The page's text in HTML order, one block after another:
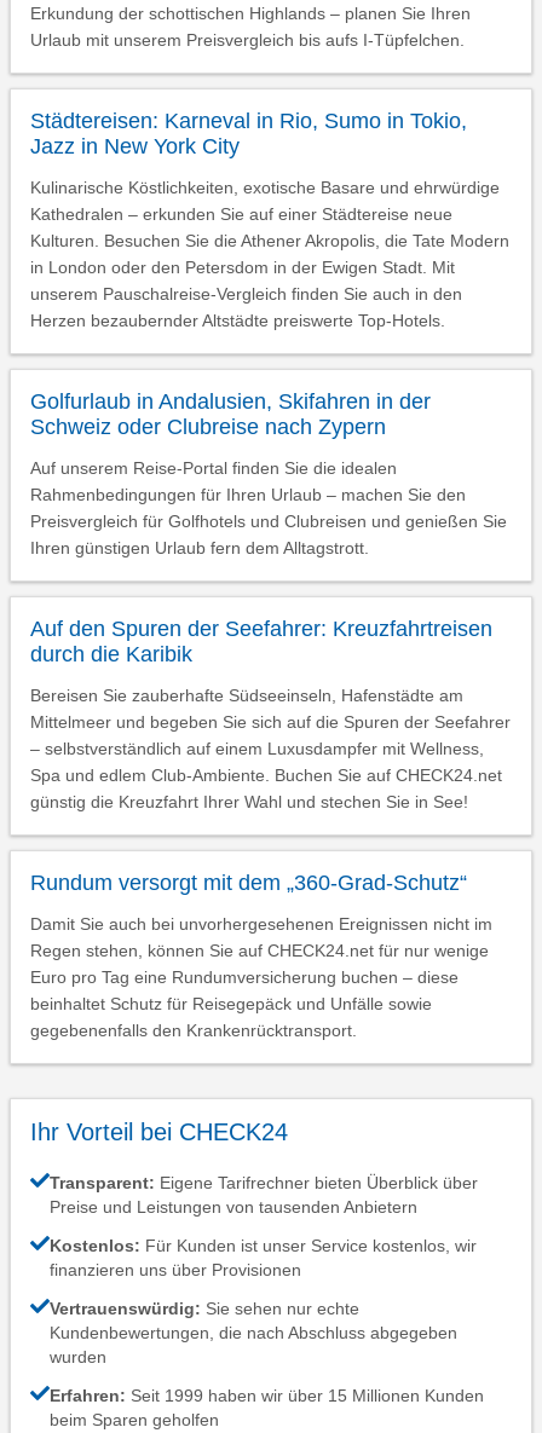
Erkundung der schottischen Highlands – planen Sie Ihren
Urlaub mit unserem Preisvergleich bis aufs I-Tüpfelchen.
Städtereisen: Karneval in Rio, Sumo in Tokio,
Jazz in New York City
Kulinarische Köstlichkeiten, exotische Basare und ehrwürdige
Kathedralen – erkunden Sie auf einer Städtereise neue
Kulturen. Besuchen Sie die Athener Akropolis, die Tate Modern
in London oder den Petersdom in der Ewigen Stadt. Mit
unserem Pauschalreise-Vergleich finden Sie auch in den
Herzen bezaubernder Altstädte preiswerte Top-Hotels.
Golfurlaub in Andalusien, Skifahren in der
Schweiz oder Clubreise nach Zypern
Auf unserem Reise-Portal finden Sie die idealen
Rahmenbedingungen für Ihren Urlaub – machen Sie den
Preisvergleich für Golfhotels und Clubreisen und genießen Sie
Ihren günstigen Urlaub fern dem Alltagstrott.
Auf den Spuren der Seefahrer: Kreuzfahrtreisen
durch die Karibik
Bereisen Sie zauberhafte Südseeinseln, Hafenstädte am
Mittelmeer und begeben Sie sich auf die Spuren der Seefahrer
– selbstverständlich auf einem Luxusdampfer mit Wellness,
Spa und edlem Club-Ambiente. Buchen Sie auf CHECK24.net
günstig die Kreuzfahrt Ihrer Wahl und stechen Sie in See!
Rundum versorgt mit dem „360-Grad-Schutz“
Damit Sie auch bei unvorhergesehenen Ereignissen nicht im
Regen stehen, können Sie auf CHECK24.net für nur wenige
Euro pro Tag eine Rundumversicherung buchen – diese
beinhaltet Schutz für Reisegepäck und Unfälle sowie
gegebenenfalls den Krankenrücktransport.
Ihr Vorteil bei CHECK24
Transparent: Eigene Tarifrechner bieten Überblick über
Preise und Leistungen von tausenden Anbietern
Kostenlos: Für Kunden ist unser Service kostenlos, wir
finanzieren uns über Provisionen
Vertrauenswürdig: Sie sehen nur echte
Kundenbewertungen, die nach Abschluss abgegeben
wurden
Erfahren: Seit 1999 haben wir über 15 Millionen Kunden
beim Sparen geholfen